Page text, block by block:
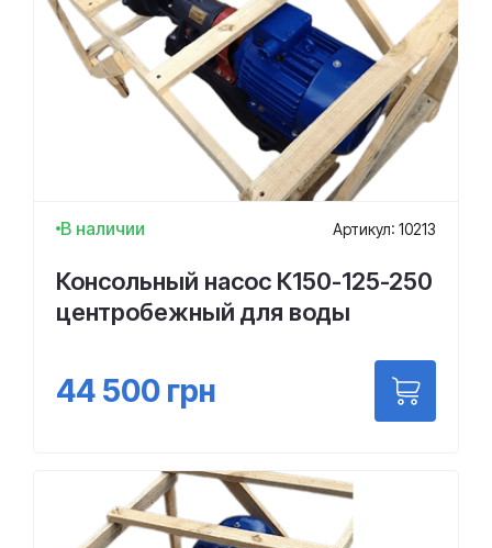
В наличии Артикул: 10213
Консольный насос К150-125-250
центробежный для воды
44 500 грн